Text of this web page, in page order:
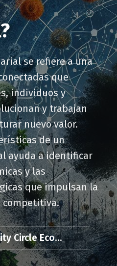
se refiere a una
que
individuos y
y trabajan
nuevo valor.
de un
ayuda a identificar
y las
que impulsan la
competitiva.
Circle Eco...